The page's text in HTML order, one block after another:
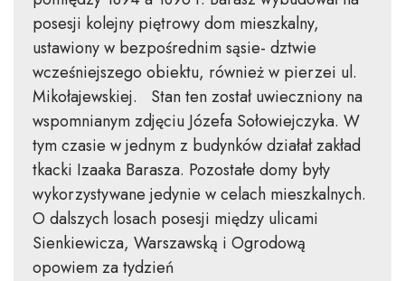
posesji kolejny piętrowy dom mieszkalny,
ustawiony w bezpośrednim sąsie- dztwie
wcześniejszego obiektu, również w pierzei ul.
Mikołajewskiej. Stan ten został uwieczniony na
wspomnianym zdjęciu Józefa Sołowiejczyka. W
tym czasie w jednym z budynków działał zakład
tkacki Izaaka Barasza. Pozostałe domy były
wykorzystywane jedynie w celach mieszkalnych.
O dalszych losach posesji między ulicami
Sienkiewicza, Warszawską i Ogrodową
opowiem za tydzień